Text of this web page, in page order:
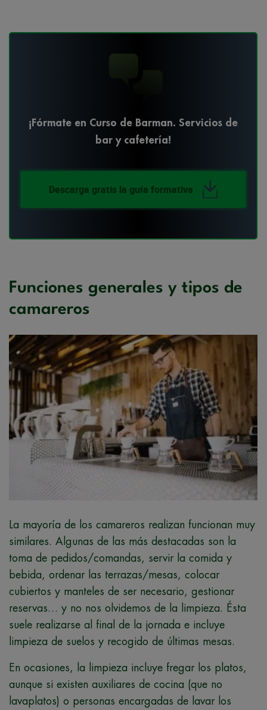
¡Fórmate en Curso de Barman. Servicios de
bar y cafetería!
Descarga gratis la guía formativa
Funciones generales y tipos de
camareros
La mayoría de los camareros realizan funcionan muy
similares. Algunas de las más destacadas son la
toma de pedidos/comandas, servir la comida y
bebida, ordenar las terrazas/mesas, colocar
cubiertos y manteles de ser necesario, gestionar
reservas… y no nos olvidemos de la limpieza. Ésta
suele realizarse al final de la jornada e incluye
limpieza de suelos y recogido de últimas mesas.
En ocasiones, la limpieza incluye fregar los platos,
aunque si existen auxiliares de cocina (que no
lavaplatos) o personas encargadas de lavar los